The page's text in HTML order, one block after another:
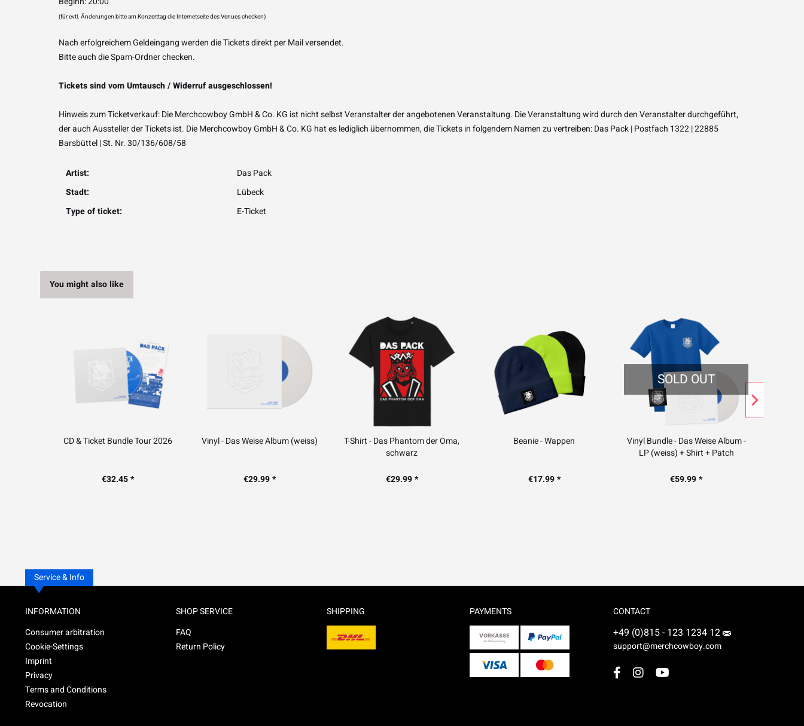
(für evtl. Änderungen bitte am Konzerttag die Internetseite des Venues checken)
Nach erfolgreichem Geldeingang werden die Tickets direkt per Mail versendet.
Bitte auch die Spam-Ordner checken.
Tickets sind vom Umtausch / Widerruf ausgeschlossen!
Hinweis zum Ticketverkauf: Die Merchcowboy GmbH & Co. KG ist nicht selbst Veranstalter der angebotenen Veranstaltung. Die Veranstaltung wird durch den Veranstalter durchgeführt,
der auch Aussteller der Tickets ist. Die Merchcowboy GmbH & Co. KG hat es lediglich übernommen, die Tickets in folgendem Namen zu vertreiben:Das Pack | Postfach 1322 | 22885
Barsbüttel | St. Nr. 30/136/608/58
Artist:
Das Pack
Stadt:
Lübeck
Type of ticket:
E-Ticket
You might also like
CD & Ticket Bundle Tour 2026
€32.45 *
Vinyl - Das Weise Album (weiss)
€29.99 *
T-Shirt - Das Phantom der Oma,
schwarz
€29.99 *
Beanie - Wappen
€17.99 *
SOLD OUT
Vinyl Bundle - Das Weise Album -
LP (weiss) + Shirt + Patch
€59.99 *
Service & Info
INFORMATION
Consumer arbitration
Cookie-Settings
Imprint
Privacy
Terms and Conditions
Revocation
SHOP SERVICE
FAQ
Return Policy
SHIPPING PAYMENTS CONTACT
+49 (0)815 - 123 1234 12
support@merchcowboy.com